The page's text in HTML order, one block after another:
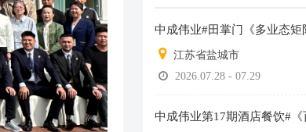
江苏省盐城市
2026.07.28 - 07.29